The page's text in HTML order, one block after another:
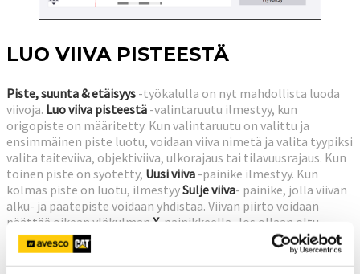
LUO VIIVA PISTEESTÄ
Piste, suunta & etäisyys -työkalulla on nyt mahdollista luoda
viivoja. Luo viiva pisteestä -valintaruutu ilmestyy, kun
origopiste on määritetty. Kun valintaruutu on valittu ja
ensimmäinen piste luotu, voidaan viiva nimetä ja valita tyypiksi
valita taiteviiva, objektiviiva, ulkorajaus tai tilavuusrajaus. Kun
toinen piste on syötetty, Uusi viiva -painike ilmestyy. Kun
kolmas piste on luotu, ilmestyySulje viiva- painike, jolla viivän
alku- ja päätepiste voidaan yhdistää. Viivan piirto voidaan
päättää oikean yläkulman X-painikkeella. Jos ollaan oltu
tekemässä ulkorajausta tai tilavuusrajausta, ohjelma kysyy
halutaanko viiva sulkea.